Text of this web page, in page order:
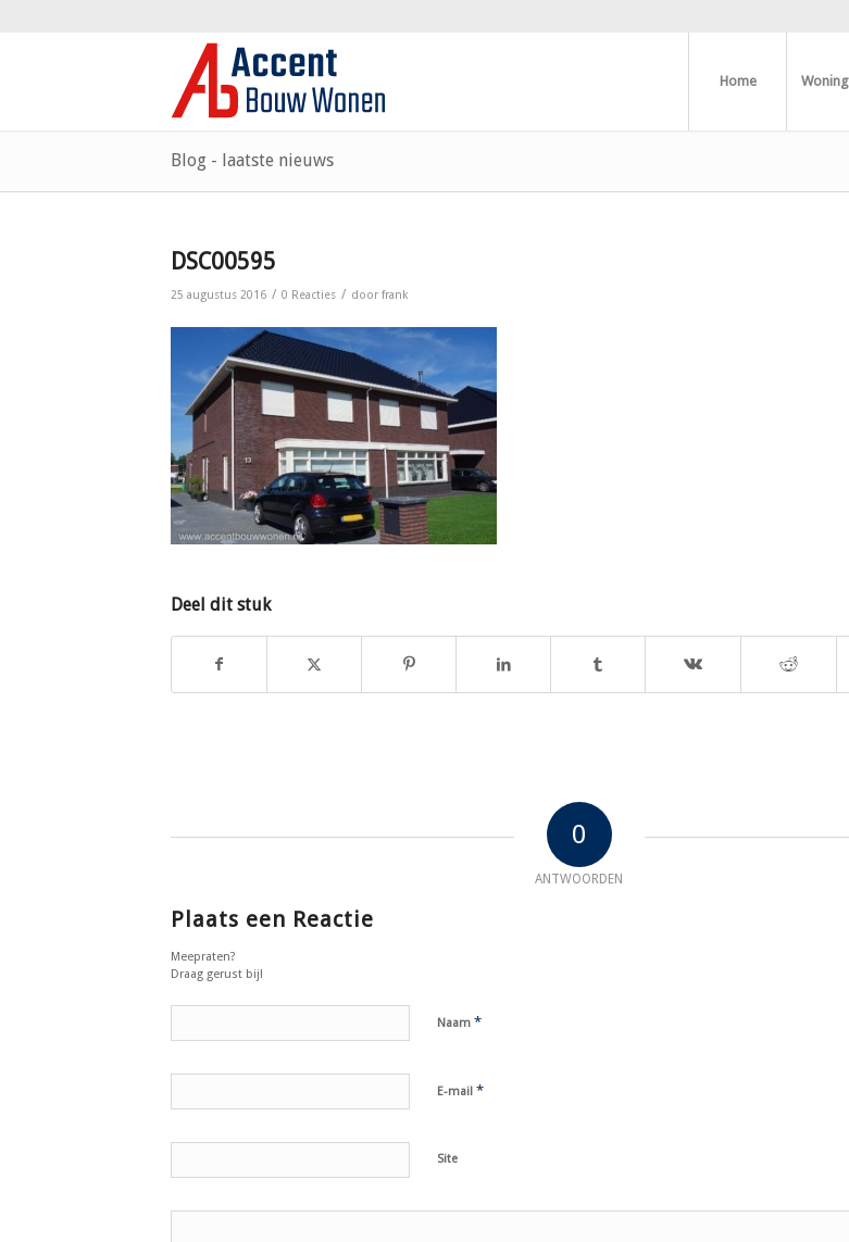
Home
Blog - laatste nieuws
DSC00595
25 augustus 2016 / 0 Reacties / door frank
Deel dit stuk
0
ANTWOORDEN
Plaats een Reactie
Meepraten?
Draag gerust bij!
Naam *
E-mail *
Site